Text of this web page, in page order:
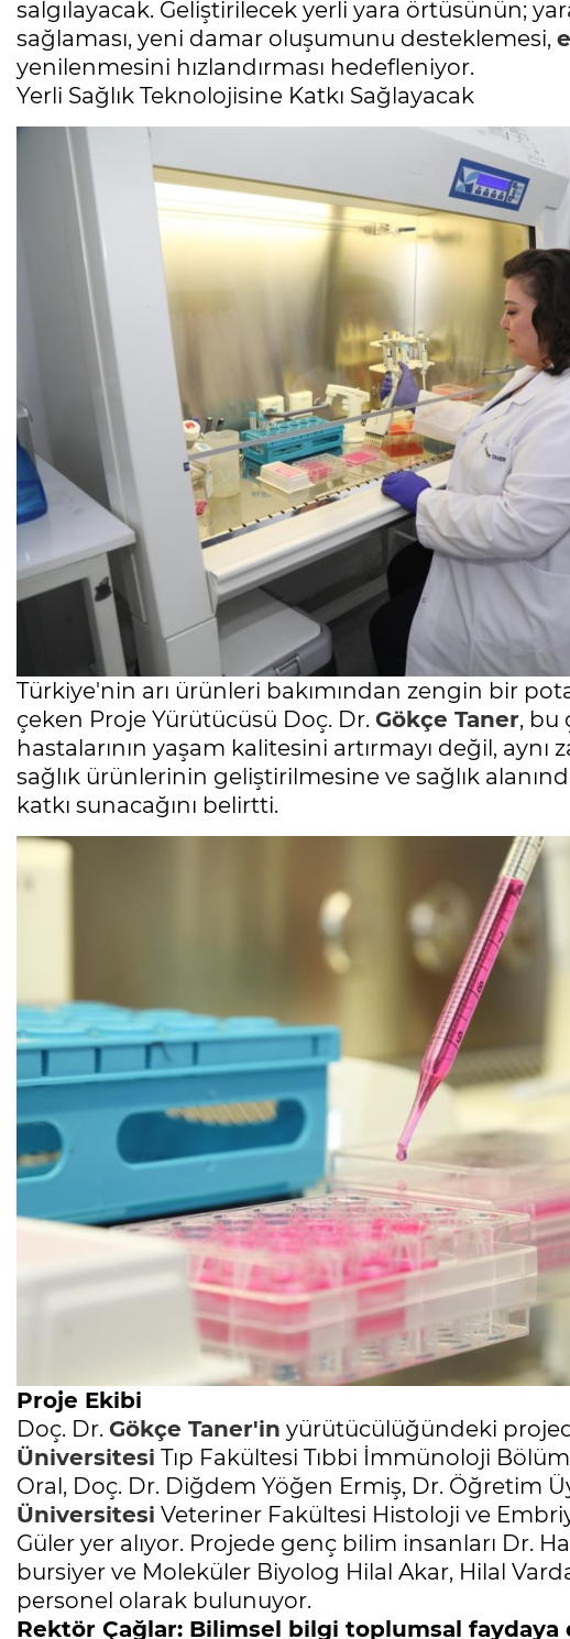
salgılayacak. Geliştirilecek yerli yara örtüsünün;
sağlaması, yeni damar oluşumunu desteklemesi,
yenilenmesini hızlandırması hedefleniyor.
Yerli Sağlık Teknolojisine Katkı Sağlayacak
Türkiye'nin arı ürünleri bakımından zengin bir
çeken Proje Yürütücüsü Doç. Dr. Gökçe Taner, bu
hastalarının yaşam kalitesini artırmayı değil,
sağlık ürünlerinin geliştirilmesine ve sağlık
katkı sunacağını belirtti.
Proje Ekibi
Doç. Dr. Gökçe Taner'in yürütücülüğündeki
Üniversitesi Tıp Fakültesi Tıbbi İmmünoloji
Oral, Doç. Dr. Diğdem Yöğen Ermiş, Dr. Öğretim
Üniversitesi Veteriner Fakültesi Histoloji ve
Güler yer alıyor. Projede genç bilim insanları Dr.
bursiyer ve Moleküler Biyolog Hilal Akar, Hilal
personel olarak bulunuyor.
Rektör Çağlar: Bilimsel bilgi toplumsal faydaya